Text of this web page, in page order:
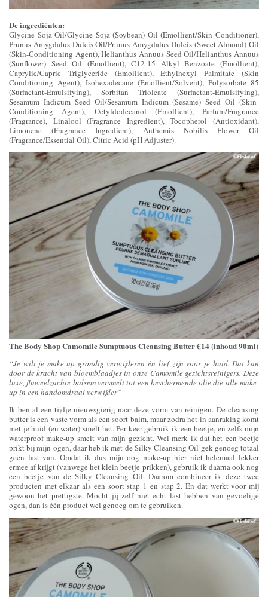
De ingrediënten:
Glycine Soja Oil/Glycine Soja (Soybean) Oil (Emollient/Skin Conditioner),
Prunus Amygdalus Dulcis Oil/Prunus Amygdalus Dulcis (Sweet Almond) Oil
(Skin-Conditioning Agent), Helianthus Annuus Seed Oil/Helianthus Annuus
(Sunflower) Seed Oil (Emollient), C12-15 Alkyl Benzoate (Emollient),
Caprylic/Capric Triglyceride (Emollient), Ethylhexyl Palmitate (Skin
Conditioning Agent), Isohexadecane (Emollient/Solvent), Polysorbate 85
(Surfactant-Emulsifying), Sorbitan Trioleate (Surfactant-Emulsifying),
Sesamum Indicum Seed Oil/Sesamum Indicum (Sesame) Seed Oil (Skin-
Conditioning Agent), Octyldodecanol (Emollient), Parfum/Fragrance
(Fragrance), Linalool (Fragrance Ingredient), Tocopherol (Antioxidant),
Limonene (Fragrance Ingredient), Anthemis Nobilis Flower Oil
(Fragrance/Essential Oil), Citric Acid (pH Adjuster).
The Body Shop Camomile Sumptuous Cleansing Butter €14 (inhoud 90ml)
“Je wilt je make-up grondig verwijderen én lief zijn voor je huid. Dat kan
door de kracht van bloemblaadjes in onze Camomile gezichtsreinigers. Deze
luxe, fluweelzachte balsem versmelt tot een beschermende olie die alle make-
up in een handomdraai verwijder”
Ik ben al een tijdje nieuwsgierig naar deze vorm van reinigen. De cleansing
butter is een vaste vorm als een soort balm, maar zodra het in aanraking komt
met je huid (en water) smelt het. Per keer gebruik ik een beetje, en zelfs mijn
waterproof make-up smelt van mijn gezicht. Wel merk ik dat het een beetje
prikt bij mijn ogen, daar heb ik met de Silky Cleansing Oil gek genoeg totaal
geen last van. Omdat ik dus mijn oog make-up hier niet helemaal lekker
ermee af krijgt (vanwege het klein beetje prikken), gebruik ik daarna ook nog
een beetje van de Silky Cleansing Oil. Daarom combineer ik deze twee
producten met elkaar als een soort stap 1 en stap 2. En dat werkt voor mij
gewoon het prettigste. Mocht jij zelf niet echt last hebben van gevoelige
ogen, dan is één product wel genoeg om te gebruiken.